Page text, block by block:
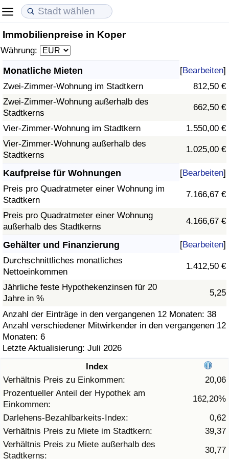
Immobilienpreise in Koper
Währung:
Monatliche Mieten [Bearbeiten]
Zwei-Zimmer-Wohnung im Stadtkern
812,50 €
Zwei-Zimmer-Wohnung außerhalb des
Stadtkerns
662,50 €
Vier-Zimmer-Wohnung im Stadtkern
1.550,00 €
Vier-Zimmer-Wohnung außerhalb des
Stadtkerns
1.025,00 €
Kaufpreise für Wohnungen [Bearbeiten]
Preis pro Quadratmeter einer Wohnung im
Stadtkern
7.166,67 €
Preis pro Quadratmeter einer Wohnung
außerhalb des Stadtkerns
4.166,67 €
Gehälter und Finanzierung [Bearbeiten]
Durchschnittliches monatliches
Nettoeinkommen
1.412,50 €
Jährliche feste Hypothekenzinsen für 20
Jahre in %
5,25
Anzahl der Einträge in den vergangenen 12 Monaten: 38
Anzahl verschiedener Mitwirkender in den vergangenen 12
Monaten: 6
Letzte Aktualisierung: Juli 2026
Index
Verhältnis Preis zu Einkommen:
20,06
Prozentueller Anteil der Hypothek am
Einkommen:
162,20%
Darlehens-Bezahlbarkeits-Index:
0,62
Verhältnis Preis zu Miete im Stadtkern:
39,37
Verhältnis Preis zu Miete außerhalb des
Stadtkerns:
30,77
Lebenshaltungskosten
Lebenshaltungskosten-Index (aktuell)
Lebenshaltungskosten-Index
Lebenshaltungskosten-Index nach Land
in Akaba
Immobilienpreise
Immobilienpreis-Index (aktuell)
Immobilienpreis-Index
Immobilienpreis-Index nach Land
Lebensqualität
Lebensqualität-Index
Lebensqualität-Index (aktuell)
Lebensqualitätsindex nach Land
Kriminalität
Kriminalitäts-Index (aktuell)
Kriminalitäts-Index
Kriminalitätsindex nach Land
Gesundheitsversorgung
Gesundheitsversorgungs-Index (aktuell)
Gesundheitsversorgungs-Index
Gesundheitsversorgungs-Index nach Land
Umweltverschmutzung
Umweltverschmutzungs-Index (aktuell)
Verschmutzungsindex
Umweltverschmutzungs-Index nach Land
Verkehr